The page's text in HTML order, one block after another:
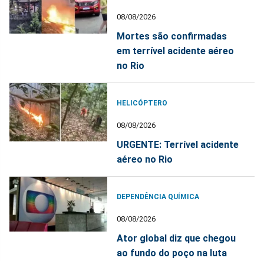
08/08/2026
Mortes são confirmadas
em terrível acidente aéreo
no Rio
HELICÓPTERO
08/08/2026
URGENTE: Terrível acidente
aéreo no Rio
DEPENDÊNCIA QUÍMICA
08/08/2026
Ator global diz que chegou
ao fundo do poço na luta